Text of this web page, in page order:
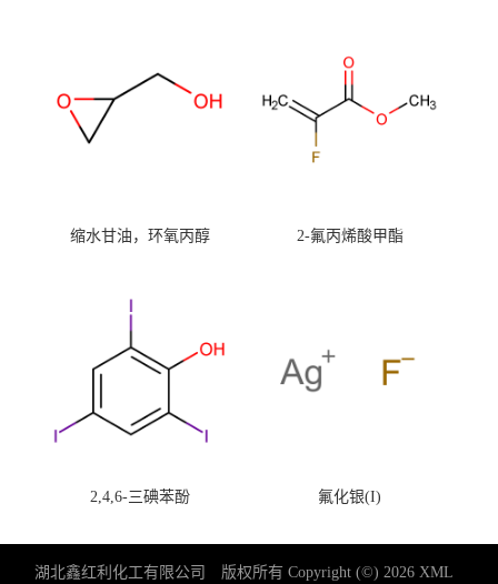
缩水甘油，环氧丙醇 2-氟丙烯酸甲酯
2,4,6-三碘苯酚 氟化银(I)
湖北鑫红利化工有限公司 版权所有 Copyright (©) 2026 XML